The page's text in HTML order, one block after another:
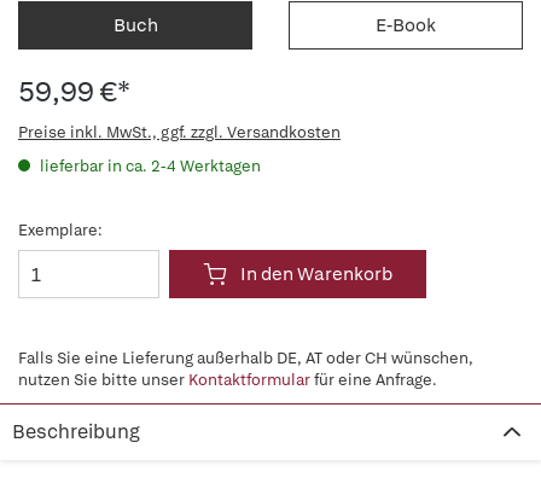
Buch E-Book
59,99 €*
Preise inkl. MwSt., ggf. zzgl. Versandkosten
lieferbar in ca. 2-4 Werktagen
Exemplare:
In den Warenkorb
Falls Sie eine Lieferung außerhalb DE, AT oder CH wünschen,
nutzen Sie bitte unser Kontaktformularfür eine Anfrage.
Beschreibung